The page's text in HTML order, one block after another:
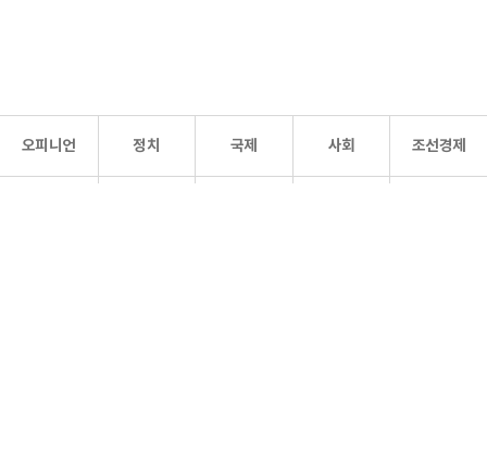
오피니언 정치 국제 사회 조선경제